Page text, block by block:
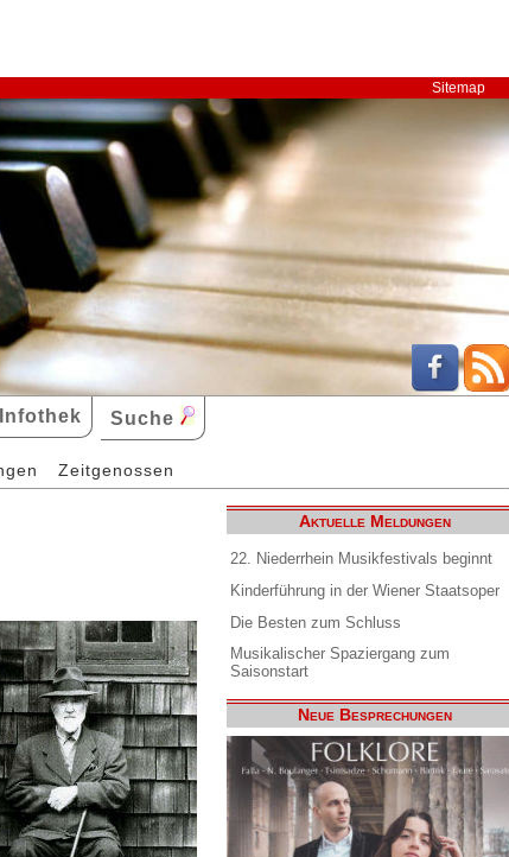
Sitemap
Infothek Suche
Zeitgenossen
Aktuelle Meldungen
22. Niederrhein Musikfestivals beginnt
Kinderführung in der Wiener Staatsoper
Die Besten zum Schluss
Musikalischer Spaziergang zum
Saisonstart
Neue Besprechungen